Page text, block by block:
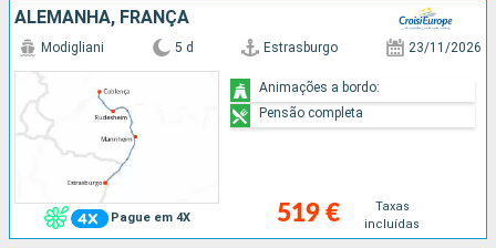
ALEMANHA, FRANÇA
Pague em 4X
Modigliani 5 d Estrasburgo 23/11/2026
519 €
Taxas
incluídas
Animações a bordo:
Pensão completa